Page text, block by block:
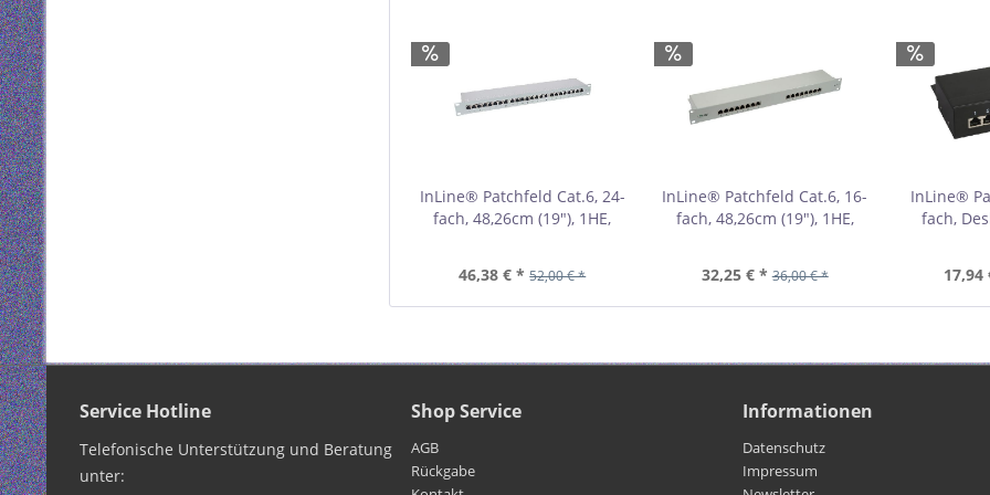
InLine® Patchfeld Cat.6, 24-
fach, 48,26cm (19"), 1HE,
46,38 € * 52,00 € *
InLine® Patchfeld Cat.6, 16-
fach, 48,26cm (19"), 1HE,
32,25 € * 36,00 € *
InLine®
fach,
17,94
Service Hotline
Telefonische Unterstützung und Beratung
unter:
Shop Service
AGB
Rückgabe
Informationen
Datenschutz
Impressum